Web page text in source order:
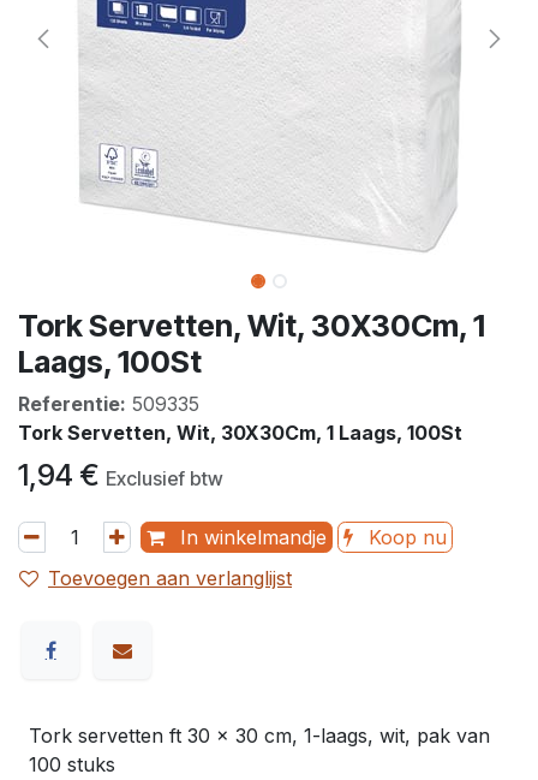
Tork Servetten, Wit, 30X30Cm, 1
Laags, 100St
Referentie: 509335
Tork Servetten, Wit, 30X30Cm, 1 Laags, 100St
1,94 € Exclusief btw
In winkelmandje
Koop nu
Toevoegen aan verlanglijst
Tork servetten ft 30 x 30 cm, 1-laags, wit, pak van
100 stuks